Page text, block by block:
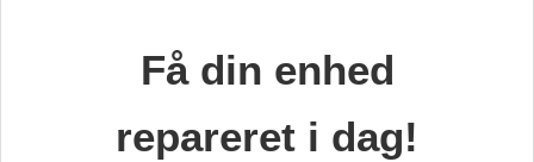
Få din enhed
repareret i dag!